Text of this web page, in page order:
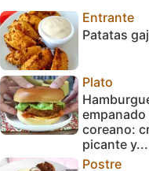
Entrante
Patatas
Plato
coreano:
picante y...
Postre